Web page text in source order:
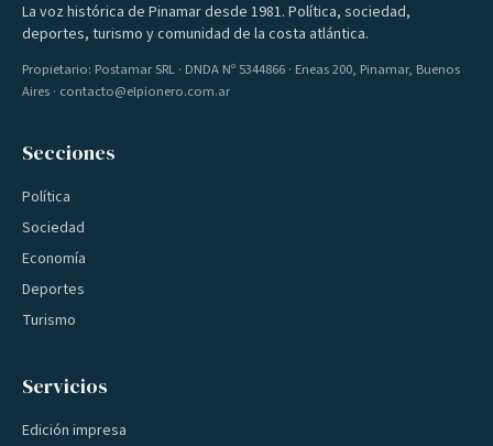
La voz histórica de Pinamar desde 1981. Política, sociedad,
deportes, turismo y comunidad de la costa atlántica.
Propietario: Postamar SRL · DNDA Nº 5344866 · Eneas 200, Pinamar, Buenos
Aires · contacto@elpionero.com.ar
Secciones
Política
Sociedad
Economía
Deportes
Turismo
Servicios
Edición impresa